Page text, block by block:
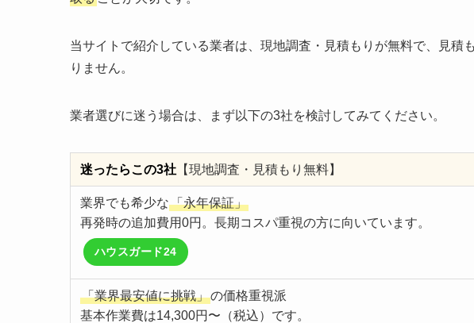
当サイトで紹介している業者は、現地調査・見積もりが無料で、見積
りません。
業者選びに迷う場合は、まず以下の3社を検討してみてください。
迷ったらこの3社 【現地調査・見積もり無料】
業界でも希少な「永年保証」
再発時の追加費用0円。長期コスパ重視の方に向いています。
ハウスガード24
「業界最安値に挑戦」の価格重視派
基本作業費は14,300円〜（税込）です。